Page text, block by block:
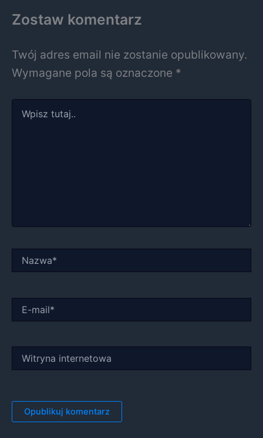
Zostaw komentarz
Twój adres email nie zostanie opublikowany.
Wymagane pola są oznaczone *
tutaj..
mail*
internetowa